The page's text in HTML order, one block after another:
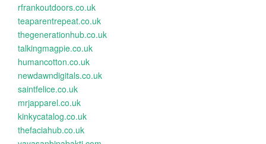
rfrankoutdoors.co.uk
teaparentrepeat.co.uk
thegenerationhub.co.uk
talkingmagpie.co.uk
humancotton.co.uk
newdawndigitals.co.uk
saintfelice.co.uk
mrjapparel.co.uk
kinkycatalog.co.uk
thefaciahub.co.uk